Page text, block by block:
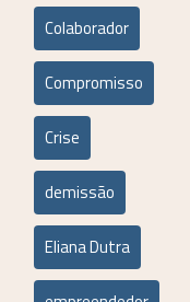
Colaborador
Compromisso
Crise
demissão
Eliana Dutra